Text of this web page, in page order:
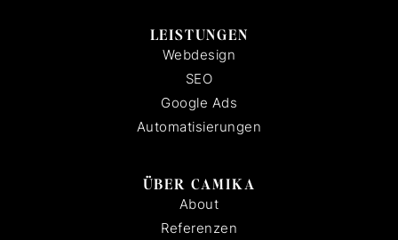
LEISTUNGEN
Webdesign
SEO
Google Ads
Automatisierungen
ÜBER CAMIKA
About
Referenzen